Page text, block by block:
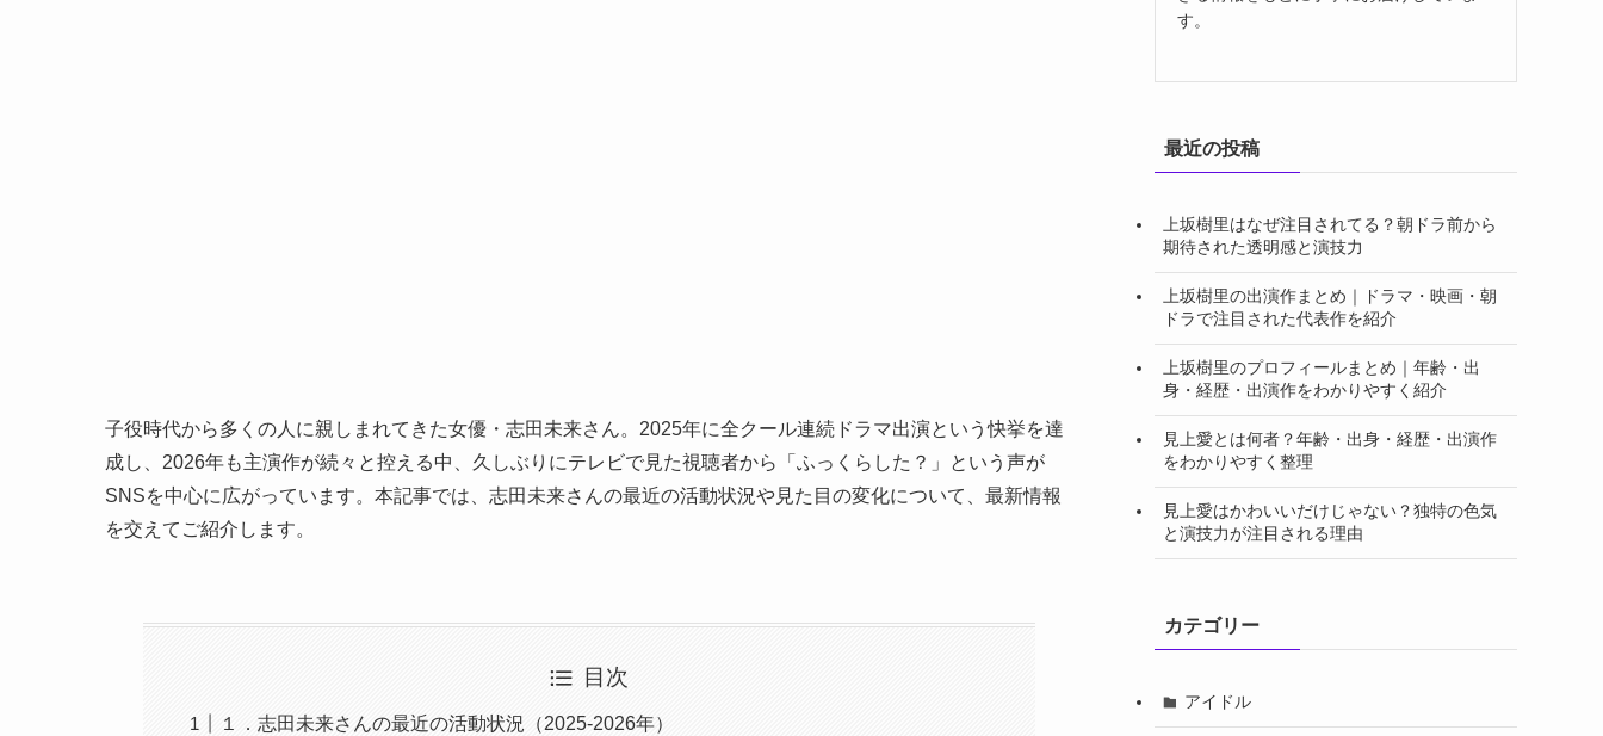
子役時代から多くの人に親しまれてきた女優・志田未来さん。2025年に全クール連続ドラマ出演という快挙を達
成し、2026年も主演作が続々と控える中、久しぶりにテレビで見た視聴者から「ふっくらした？」という声が
SNSを中心に広がっています。本記事では、志田未来さんの最近の活動状況や見た目の変化について、最新情報
を交えてご紹介します。
目次
１．志田未来さんの最近の活動状況（2025-2026年）
す。
最近の投稿
上坂樹里はなぜ注目されてる？朝ドラ前から
期待された透明感と演技力
上坂樹里の出演作まとめ｜ドラマ・映画・朝
ドラで注目された代表作を紹介
上坂樹里のプロフィールまとめ｜年齢・出
身・経歴・出演作をわかりやすく紹介
見上愛とは何者？年齢・出身・経歴・出演作
をわかりやすく整理
見上愛はかわいいだけじゃない？独特の色気
と演技力が注目される理由
カテゴリー
アイドル